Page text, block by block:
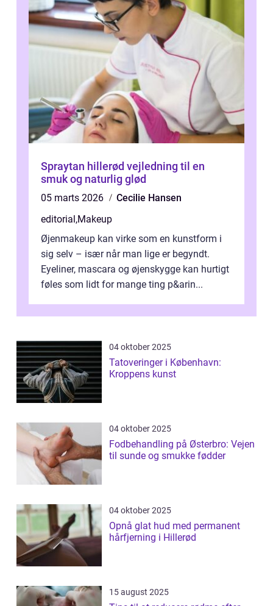
Spraytan hillerød vejledning til en
smuk og naturlig glød
05 marts 2026
Cecilie Hansen
editorial,Makeup
Øjenmakeup kan virke som en kunstform i
sig selv – især når man lige er begyndt.
Eyeliner, mascara og øjenskygge kan hurtigt
føles som lidt for mange ting p&arin...
04 oktober 2025
Tatoveringer i København:
Kroppens kunst
04 oktober 2025
Fodbehandling på Østerbro: Vejen
til sunde og smukke fødder
04 oktober 2025
Opnå glat hud med permanent
hårfjerning i Hillerød
15 august 2025